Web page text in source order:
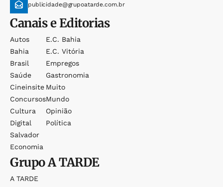
publicidade@grupoatarde.com.br
Canais e Editorias
Autos
Bahia
Brasil
Saúde
Cineinsite
Concursos
Cultura
Digital
Salvador
Economia
E.c. Bahia
E.c. Vitória
Empregos
Gastronomia
Muito
Mundo
Opinião
Política
GrupoA TARDE
A TARDE